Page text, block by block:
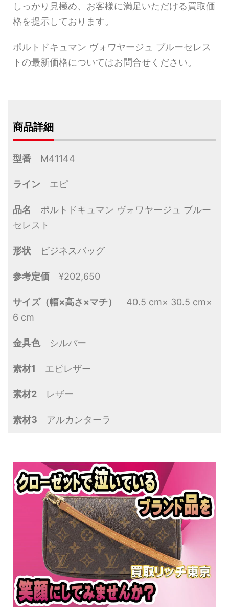
しっかり見極め、お客様に満足いただける買取価
格を提示しております。
ポルトドキュマン ヴォワヤージュ ブルーセレス
トの最新価格についてはお問合せください。
商品詳細
型番 M41144
ライン エピ
品名 ポルトドキュマン ヴォワヤージュ ブルー
セレスト
形状 ビジネスバッグ
参考定価 ¥202,650
サイズ（幅×高さ×マチ）
40.5 cm× 30.5 cm×
6 cm
金具色 シルバー
素材1 エピレザー
素材2 レザー
素材3 アルカンターラ